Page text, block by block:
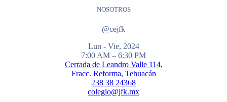
NOSOTROS
@cejfk
Lun - Vie, 2024
7:00 AM – 6:30 PM
Cerrada de Leandro Valle 114,
Fracc. Reforma, Tehuacán
238 38 24368
colegio@jfk.mx